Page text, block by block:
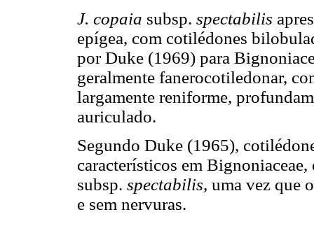
J. copaia subsp. spectabilis
epígea, com cotilédones
por Duke (1969) para
geralmente fanerocotiledonar,
largamente reniforme,
auriculado.
Segundo Duke (1965),
característicos em
subsp. spectabilis, uma vez que
e sem nervuras.